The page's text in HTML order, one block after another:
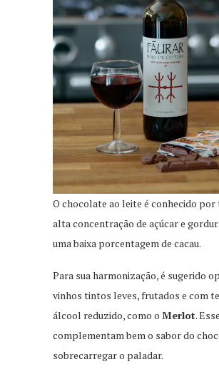
O chocolate ao leite é conhecido por
alta concentração de açúcar e
uma baixa porcentagem de cacau.
Para sua harmonização, é sugerido
vinhos tintos leves, frutados e com
álcool reduzido, como o Merlot.
complementam bem o sabor do
sobrecarregar o paladar.